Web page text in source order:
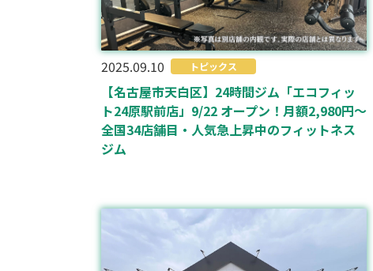
2025.09.10 トピックス
【名古屋市天白区】24時間ジム「エコフィッ
ト24原駅前店」9/22 オープン！月額2,980円〜
全国34店舗目・人気急上昇中のフィットネス
ジム